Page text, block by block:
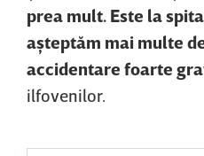
prea mult. Este la
aşteptăm mai multe
accidentare foarte
ilfovenilor.